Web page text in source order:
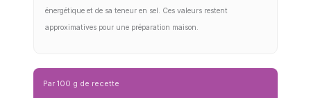
énergétique et de sa teneur en sel. Ces valeurs restent
approximatives pour une préparation maison.
Par 100 g de recette